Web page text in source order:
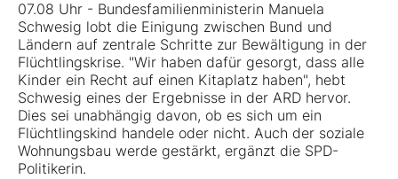
07.08 Uhr - Bundesfamilienministerin Manuela
Schwesig lobt die Einigung zwischen Bund und
Ländern auf zentrale Schritte zur Bewältigung in der
Flüchtlingskrise. "Wir haben dafür gesorgt, dass alle
Kinder ein Recht auf einen Kitaplatz haben", hebt
Schwesig eines der Ergebnisse in der ARD hervor.
Dies sei unabhängig davon, ob es sich um ein
Flüchtlingskind handele oder nicht. Auch der soziale
Wohnungsbau werde gestärkt, ergänzt die SPD-
Politikerin.